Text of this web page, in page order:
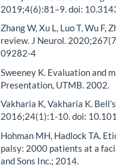
2019;4(6):81–9. doi:
Zhang W, Xu L, Luo T, Wu F,
review. J Neurol.
09282-4
Sweeney K. Evaluation and
Presentation, UTMB. 2002.
Vakharia K, Vakharia K.
2016;24(1):1-10. doi:
Hohman MH, Hadlock TA.
palsy: 2000 patients at a
and Sons Inc.; 2014.